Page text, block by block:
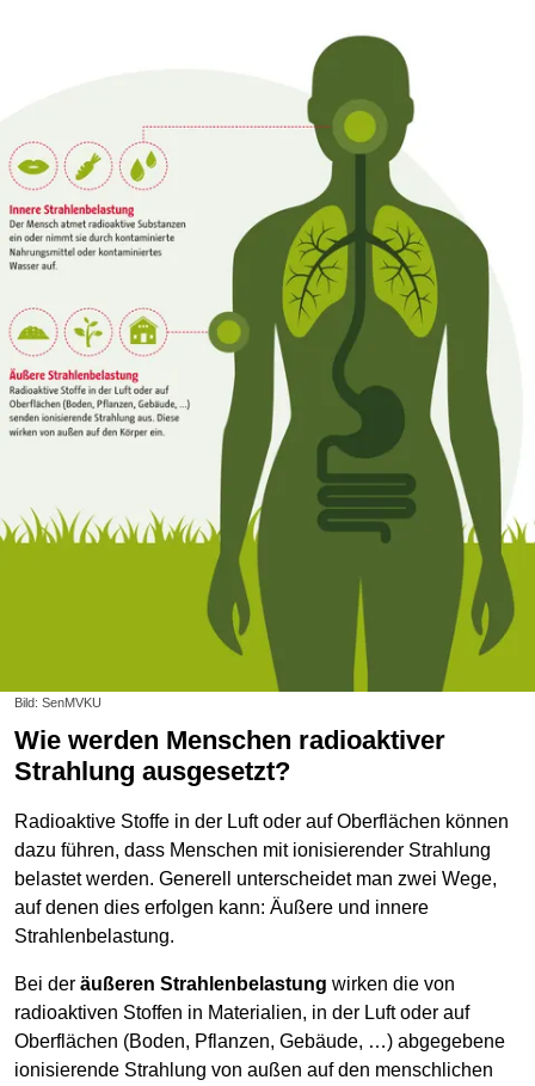
Bild: SenMVKU
Wie werden Menschen radioaktiver
Strahlung ausgesetzt?
Radioaktive Stoffe in der Luft oder auf Oberflächen können
dazu führen, dass Menschen mit ionisierender Strahlung
belastet werden. Generell unterscheidet man zwei Wege,
auf denen dies erfolgen kann: Äußere und innere
Strahlenbelastung.
Bei der äußeren Strahlenbelastung wirken die von
radioaktiven Stoffen in Materialien, in der Luft oder auf
Oberflächen (Boden, Pflanzen, Gebäude, …) abgegebene
ionisierende Strahlung von außen auf den menschlichen